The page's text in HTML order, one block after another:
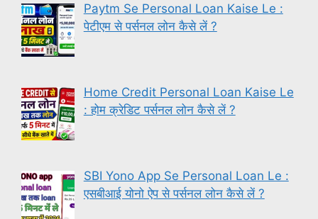
Paytm Se Personal Loan Kaise Le :
पेटीएम से पर्सनल लोन कैसे लें ?
Home Credit Personal Loan Kaise Le
: होम क्रेडिट पर्सनल लोन कैसे लें ?
SBI Yono App Se Personal Loan Le :
एसबीआई योनो ऐप से पर्सनल लोन कैसे लें ?